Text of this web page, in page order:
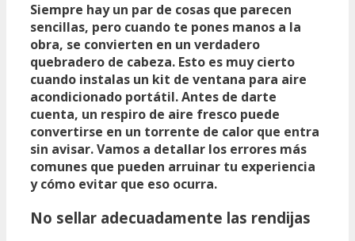
Siempre hay un par de cosas que parecen
sencillas, pero cuando te pones manos a la
obra, se convierten en un verdadero
quebradero de cabeza. Esto es muy cierto
cuando instalas un kit de ventana para aire
acondicionado portátil. Antes de darte
cuenta, un respiro de aire fresco puede
convertirse en un torrente de calor que entra
sin avisar. Vamos a detallar los errores más
comunes que pueden arruinar tu experiencia
y cómo evitar que eso ocurra.
No sellar adecuadamente las rendijas